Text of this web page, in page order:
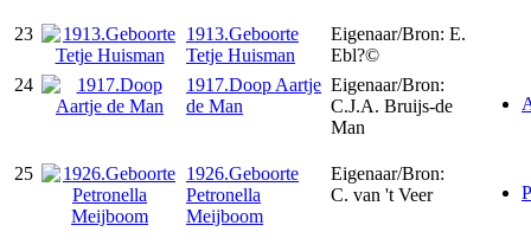
23
1913.Geboorte
Tetje Huisman
Eigenaar/Bron: E.
Ebl?©
24
1917.Doop Aartje
de Man
Eigenaar/Bron:
C.J.A. Bruijs-de
Man
25
1926.Geboorte
Petronella
Meijboom
Eigenaar/Bron:
C. van 't Veer